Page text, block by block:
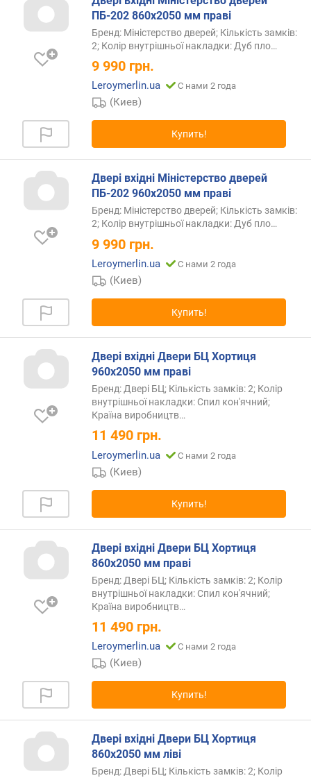
ПБ-202 860х2050 мм праві
Бренд: Міністерство дверей; Кількість замків:
2; Колір внутрішньої накладки: Дуб пло…
9 990 грн.
Leroymerlin.ua С нами 2 года
(Киев)
Купить!
Двері вхідні Міністерство дверей
ПБ-202 960х2050 мм праві
Бренд: Міністерство дверей; Кількість замків:
2; Колір внутрішньої накладки: Дуб пло…
9 990 грн.
Leroymerlin.ua С нами 2 года
(Киев)
Купить!
Двері вхідні Двери БЦ Хортиця
960х2050 мм праві
Бренд: Двері БЦ; Кількість замків: 2; Колір
внутрішньої накладки: Спил кон'ячний;
Країна виробництв…
11 490 грн.
Leroymerlin.ua С нами 2 года
(Киев)
Купить!
Двері вхідні Двери БЦ Хортиця
860х2050 мм праві
Бренд: Двері БЦ; Кількість замків: 2; Колір
внутрішньої накладки: Спил кон'ячний;
Країна виробництв…
11 490 грн.
Leroymerlin.ua С нами 2 года
(Киев)
Купить!
Двері вхідні Двери БЦ Хортиця
860х2050 мм ліві
Бренд: Двері БЦ; Кількість замків: 2; Колір